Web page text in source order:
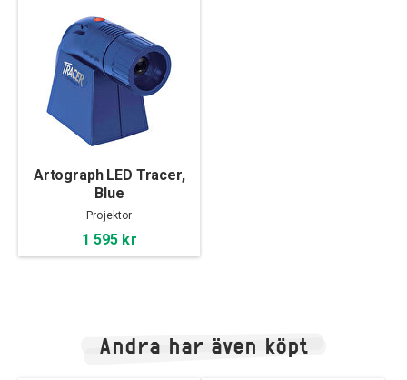
Artograph LED Tracer,
Blue
Projektor
1 595 kr
Andra har även köpt